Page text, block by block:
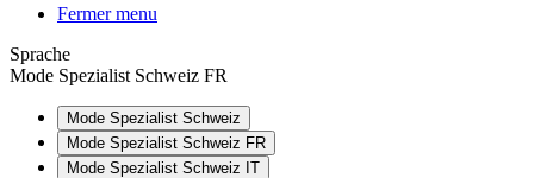
Fermer menu
Sprache
Mode Spezialist Schweiz FR
Mode Spezialist Schweiz
Mode Spezialist Schweiz FR
Mode Spezialist Schweiz IT